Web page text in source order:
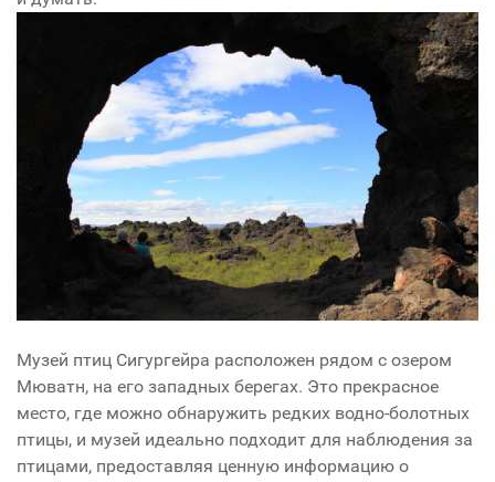
Музей птиц Сигургейра расположен рядом с озером
Мюватн, на его западных берегах. Это прекрасное
место, где можно обнаружить редких водно-болотных
птицы, и музей идеально подходит для наблюдения за
птицами, предоставляя ценную информацию о